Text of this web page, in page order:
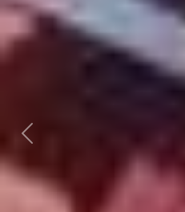
Předchozí